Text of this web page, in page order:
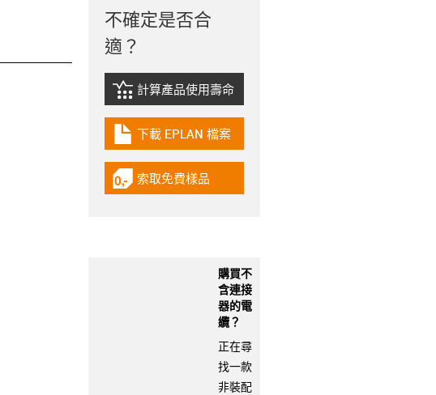
不確定是否合
適？
igus-icon-lebensdauerrechner
計算產品使用壽命
igus-icon-download-plan
下載 EPLAN 檔案
igus-icon-gratismuster
索取免費樣品
購買不
含連接
器的電
纜？
正在尋
找一款
非裝配